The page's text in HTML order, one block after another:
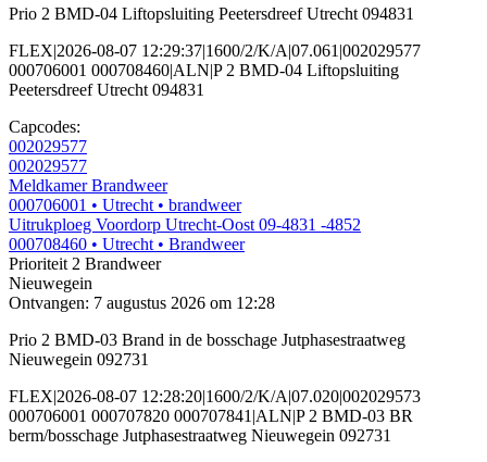
Prio 2 BMD-04 Liftopsluiting Peetersdreef Utrecht 094831
FLEX|2026-08-07 12:29:37|1600/2/K/A|07.061|002029577
000706001 000708460|ALN|P 2 BMD-04 Liftopsluiting
Peetersdreef Utrecht 094831
Capcodes:
002029577
002029577
Meldkamer Brandweer
000706001 • Utrecht • brandweer
Uitrukploeg Voordorp Utrecht-Oost 09-4831 -4852
000708460 • Utrecht • Brandweer
Prioriteit 2 Brandweer
Nieuwegein
Ontvangen: 7 augustus 2026 om 12:28
Prio 2 BMD-03 Brand in de bosschage Jutphasestraatweg
Nieuwegein 092731
FLEX|2026-08-07 12:28:20|1600/2/K/A|07.020|002029573
000706001 000707820 000707841|ALN|P 2 BMD-03 BR
berm/bosschage Jutphasestraatweg Nieuwegein 092731